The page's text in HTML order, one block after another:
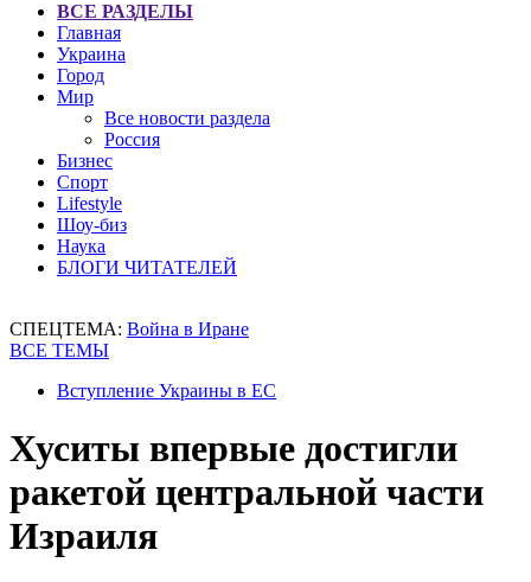
ВСЕ РАЗДЕЛЫ
Главная
Украина
Город
Мир
Все новости раздела
Россия
Бизнес
Спорт
Lifestyle
Шоу-биз
Наука
БЛОГИ ЧИТАТЕЛЕЙ
СПЕЦТЕМА: Война в Иране
ВСЕ ТЕМЫ
Вступление Украины в ЕС
Хуситы впервые достигли
ракетой центральной части
Израиля